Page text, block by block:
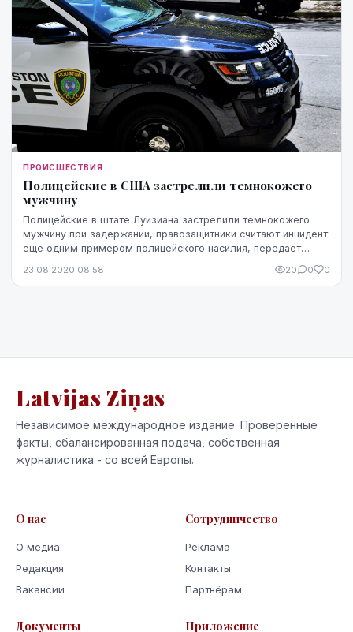
ПРОИСШЕСТВИЯ
Полицейские в США застрелили темнокожего
мужчину
Полицейские в штате Луизиана застрелили темнокожего
мужчину при задержании, правозащитники считают инцидент
еще одним примером полицейского насилия, передаёт
23.08.2020 08:58 20 0 0
Latvijas Ziņas
Независимое международное издание. Проверенные
факты, сбалансированная подача, собственная
журналистика - со всей Европы.
О нас
О медиа
Редакция
Вакансии
Сотрудничество
Реклама
Контакты
Партнёрам
Документы Приложение